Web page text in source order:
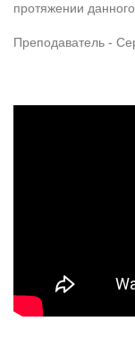
протяжении данного
Преподаватель -